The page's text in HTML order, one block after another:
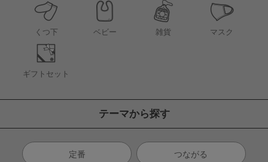
くつ下 ベビー 雑貨 マスク
ギフトセット
テーマから探す
定番 つながる